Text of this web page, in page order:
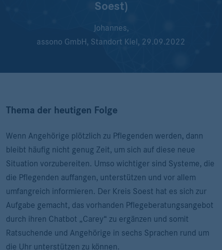
Soest)
Johannes,
assono GmbH, Standort Kiel, 29.09.2022
Thema der heutigen Folge
Wenn Angehörige plötzlich zu Pflegenden werden, dann
bleibt häufig nicht genug Zeit, um sich auf diese neue
Situation vorzubereiten. Umso wichtiger sind Systeme, die
die Pflegenden auffangen, unterstützen und vor allem
umfangreich informieren. Der Kreis Soest hat es sich zur
Aufgabe gemacht, das vorhanden Pflegeberatungsangebot
durch ihren Chatbot „Carey“ zu ergänzen und somit
Ratsuchende und Angehörige in sechs Sprachen rund um
die Uhr unterstützen zu können.